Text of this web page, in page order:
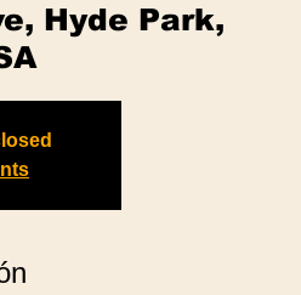
Hyde Park,